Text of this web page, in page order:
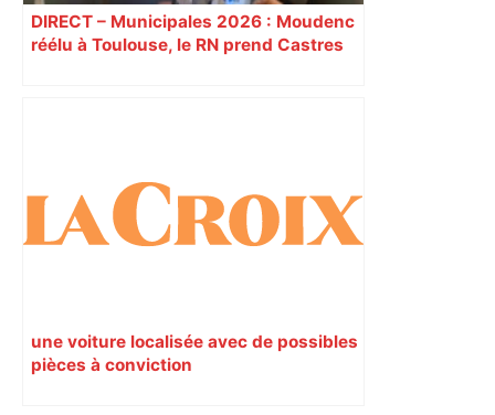
DIRECT – Municipales 2026 : Moudenc
réélu à Toulouse, le RN prend Castres
une voiture localisée avec de possibles
pièces à conviction